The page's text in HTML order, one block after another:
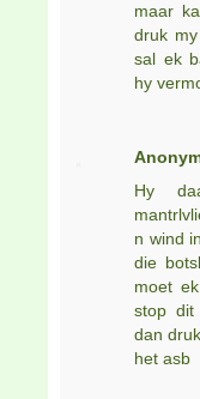
maar
druk
sal ek
hy
Hy
n wind
die
moet
stop dit
dan
het asb